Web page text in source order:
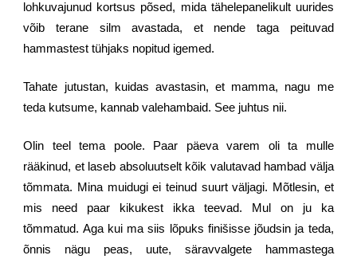
lohkuvajunud kortsus põsed, mida tähelepanelikult uurides
võib terane silm avastada, et nende taga peituvad
hammastest tühjaks nopitud igemed.
Tahate jutustan, kuidas avastasin, et mamma, nagu me
teda kutsume, kannab valehambaid. See juhtus nii.
Olin teel tema poole. Paar päeva varem oli ta mulle
rääkinud, et laseb absoluutselt kõik valutavad hambad välja
tõmmata. Mina muidugi ei teinud suurt väljagi. Mõtlesin, et
mis need paar kikukest ikka teevad. Mul on ju ka
tõmmatud. Aga kui ma siis lõpuks finišisse jõudsin ja teda,
õnnis nägu peas, uute, säravvalgete hammastega